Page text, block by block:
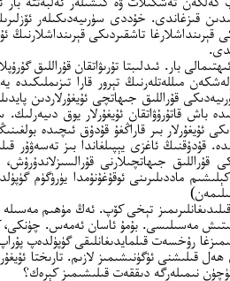
قىزغاندى. خۇددى سۈرىيەدىكىلەر
تاشقىردىكى قېرىنداشلارنىڭ
بار. ئىدلىبتا تۇرىۋاتقان قۇراللىق
مىللەتلەرنىڭ تېرور قارا تىزىملىكىدە
قۇراللىق جىھاتچى ئۇيغۇرلاردىن
باش قاتۇرۇۋاتقان ئۇيغۇرلار يوق دىيەرلىك.
ئۇيغۇرلار بىر قاراڭغۇ قۇدۇق ئىچىدە
قۇدۇقنىڭ ئاغزى يېپىلغاندا بىز تەسەۋۇر
جىھاتچىلارنى قۇرالسىزلاندۇرۇش،
ماددىلىرىنى ئوقۇغۇنۇمدا يۈرۈگۈم
قىلىدىغانلىرىمىز تېخى كۆپ. ئەڭ مۈھىم
مەسىلىسى. بۇمۇ ئاسان ئەمەس.
رۇخسەت قىلمايدىغانلىقى گۈپۈلدەپ
ھەل قىلىشنى ئۈگۈنىشىمىز لازىم. تارىختا
نىمىلەرگە دىققەت قىلىشىمىز كېرەك؟